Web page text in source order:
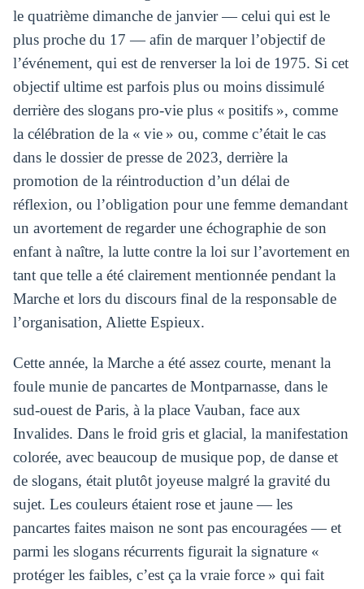
le quatrième dimanche de janvier — celui qui est le
plus proche du 17 — afin de marquer l’objectif de
l’événement, qui est de renverser la loi de 1975. Si cet
objectif ultime est parfois plus ou moins dissimulé
derrière des slogans pro-vie plus « positifs », comme
la célébration de la « vie » ou, comme c’était le cas
dans le dossier de presse de 2023, derrière la
promotion de la réintroduction d’un délai de
réflexion, ou l’obligation pour une femme demandant
un avortement de regarder une échographie de son
enfant à naître, la lutte contre la loi sur l’avortement en
tant que telle a été clairement mentionnée pendant la
Marche et lors du discours final de la responsable de
l’organisation, Aliette Espieux.
Cette année, la Marche a été assez courte, menant la
foule munie de pancartes de Montparnasse, dans le
sud-ouest de Paris, à la place Vauban, face aux
Invalides. Dans le froid gris et glacial, la manifestation
colorée, avec beaucoup de musique pop, de danse et
de slogans, était plutôt joyeuse malgré la gravité du
sujet. Les couleurs étaient rose et jaune — les
pancartes faites maison ne sont pas encouragées — et
parmi les slogans récurrents figurait la signature «
protéger les faibles, c’est ça la vraie force » qui fait